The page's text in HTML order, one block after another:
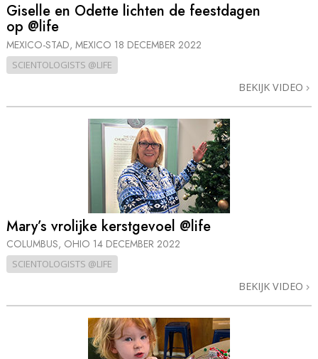
Giselle en Odette lichten de feestdagen
op @life
MEXICO-STAD, MEXICO 18 DECEMBER 2022
SCIENTOLOGISTS @LIFE
BEKIJK VIDEO
Mary’s vrolijke kerstgevoel @life
COLUMBUS, OHIO 14 DECEMBER 2022
SCIENTOLOGISTS @LIFE
BEKIJK VIDEO